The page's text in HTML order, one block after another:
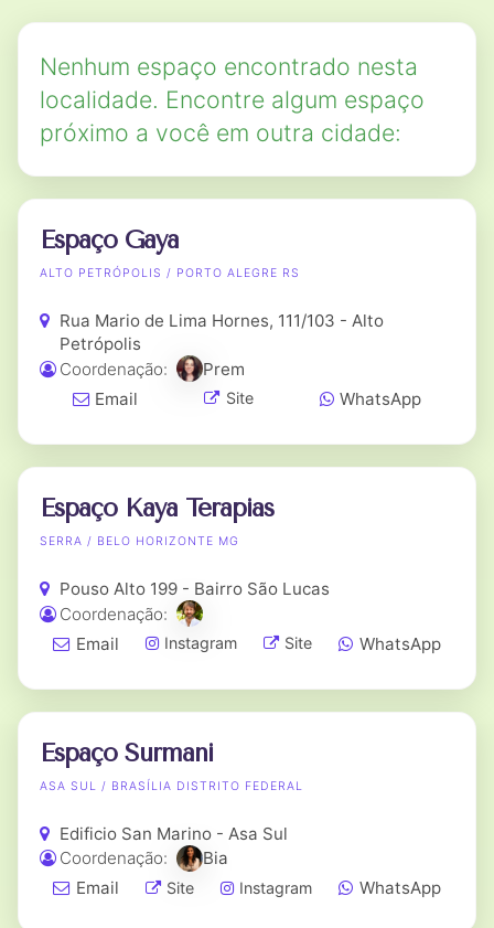
Nenhum espaço encontrado nesta
localidade. Encontre algum espaço
próximo a você em outra cidade:
Espaço Gaya
ALTO PETRÓPOLIS / PORTO ALEGRE RS
Rua Mario de Lima Hornes, 111/103 - Alto
Petrópolis
Coordenação:
Prem
Email
Site WhatsApp
Espaço Kaya Terapias
SERRA / BELO HORIZONTE MG
Pouso Alto 199 - Bairro São Lucas
Coordenação:
Email
Instagram Site WhatsApp
Espaço Surmani
ASA SUL / BRASÍLIA DISTRITO FEDERAL
Edificio San Marino - Asa Sul
Coordenação:
Bia
Email
Site Instagram WhatsApp